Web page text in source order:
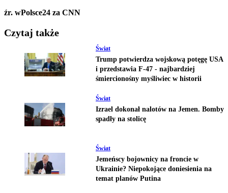
źr. wPolsce24 za CNN
Czytaj także
Świat
Trump potwierdza wojskową potęgę USA
i przedstawia F-47 - najbardziej
śmiercionośny myśliwiec w historii
Świat
Izrael dokonał nalotów na Jemen. Bomby
spadły na stolicę
Świat
Jemeńscy bojownicy na froncie w
Ukrainie? Niepokojące doniesienia na
temat planów Putina